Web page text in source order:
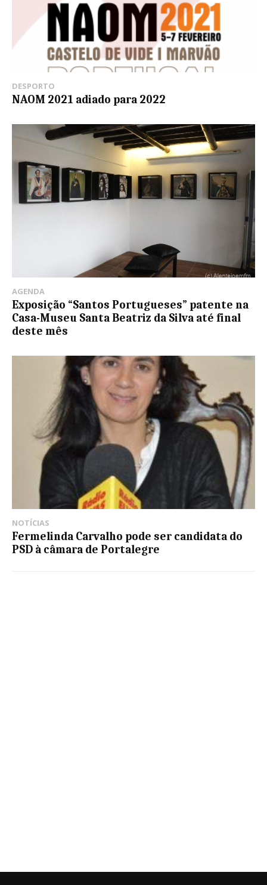
DESPORTO
NAOM 2021 adiado para 2022
AGENDA
Exposição “Santos Portugueses” patente na
Casa-Museu Santa Beatriz da Silva até final
deste mês
NOTÍCIAS
Fermelinda Carvalho pode ser candidata do
PSD à câmara de Portalegre